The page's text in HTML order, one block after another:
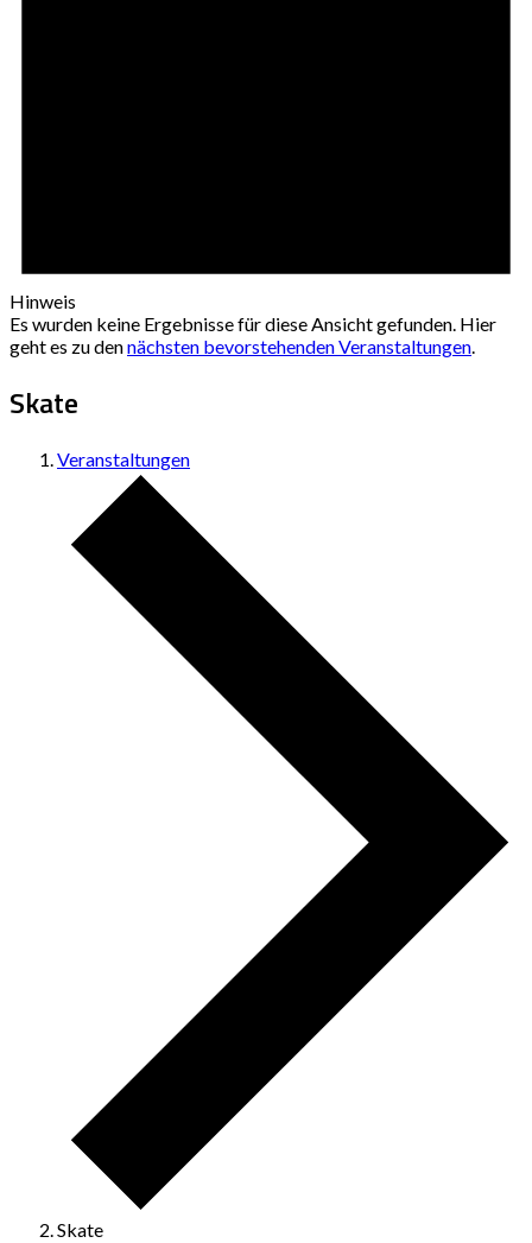
Hinweis
Es wurden keine Ergebnisse für diese Ansicht gefunden. Hier
geht es zu dennächsten bevorstehenden Veranstaltungen.
Skate
Veranstaltungen
Skate